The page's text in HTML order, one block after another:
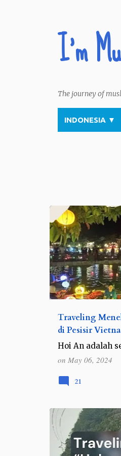
I'm
The journey of
INDONESIA ▼
s
Traveling
di Pesisir
Hoi An adalah
di pesisir
Quang Nam.
yang kaya akan
menjadi salah
on May 06, 2024
ASEAN VIETNAM
21
ASEAN VIETNAM